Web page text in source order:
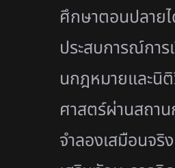
ศึกษาตอนปลาย
ประสบการณ์การ
นกฎหมายและนิ
ศาสตร์ผ่านสถา
จำลองเสมือนจริ